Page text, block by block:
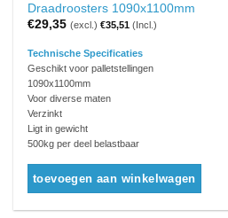
Draadroosters 1090x1100mm
€29,35 (excl.)€35,51 (Incl.)
Technische Specificaties
Geschikt voor palletstellingen
1090x1100mm
Voor diverse maten
Verzinkt
Ligt in gewicht
500kg per deel belastbaar
toevoegen aan winkelwagen